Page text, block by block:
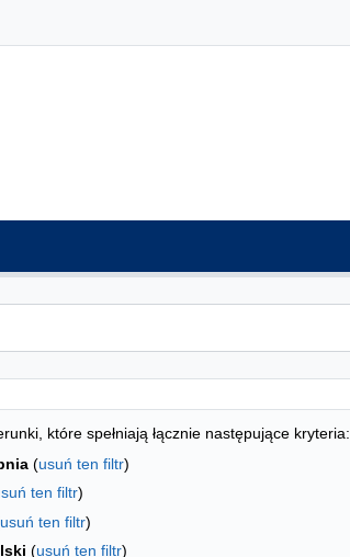
alfabetyczny
które spełniają łącznie następujące kryteria:
(usuń ten filtr)
ten filtr)
usuń ten filtr)
(usuń ten filtr)